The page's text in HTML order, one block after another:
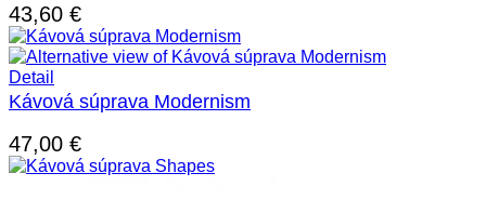
43,60 €
Detail
Kávová súprava Modernism
47,00 €